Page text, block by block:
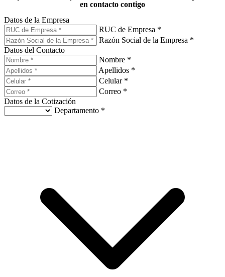
en contacto contigo
Datos de la Empresa
RUC de Empresa *
Razón Social de la Empresa *
Datos del Contacto
Nombre *
Apellidos *
Celular *
Correo *
Datos de la Cotización
Departamento *